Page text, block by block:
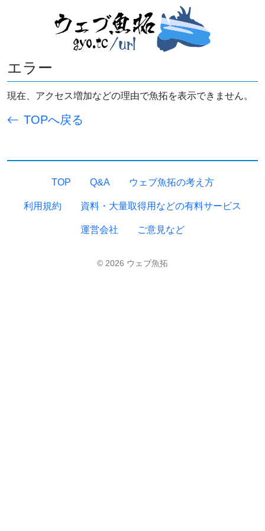
エラー
現在、アクセス増加などの理由で魚拓を表示できません。
TOPへ戻る
TOP Q&A ウェブ魚拓の考え方
利用規約 資料・大量取得用などの有料サービス
運営会社 ご意見など
© 2026 ウェブ魚拓